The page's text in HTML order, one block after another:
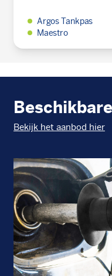
Argos Tankpas
Maestro
Bekijk het aanbod hier